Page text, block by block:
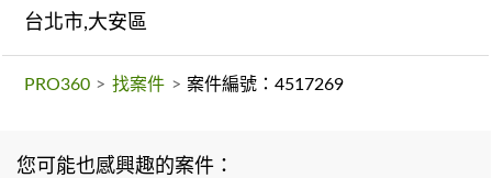
台北市,大安區
PRO360 > 找案件 > 案件編號：4517269
您可能也感興趣的案件：